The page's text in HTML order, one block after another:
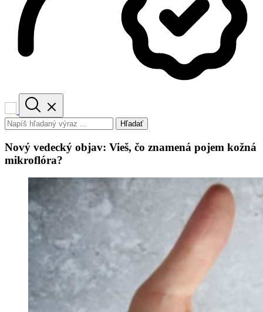
Hľadať
Nový vedecký objav: Vieš, čo znamená pojem kožná
mikroflóra?